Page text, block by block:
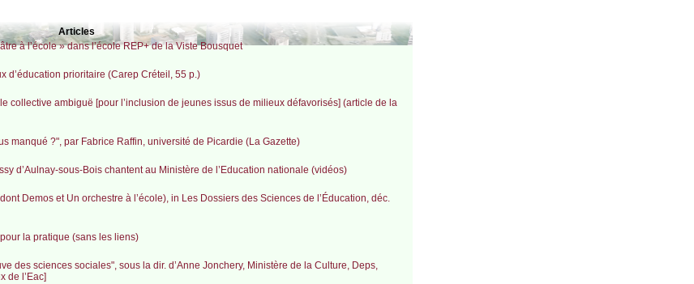
Articles
à l’école » dans l’école REP+ de la Viste Bousquet
d’éducation prioritaire (Carep Créteil, 55 p.)
collective ambiguë [pour l’inclusion de jeunes issus de milieux défavorisés] (article de la
manqué ?", par Fabrice Raffin, université de Picardie (La Gazette)
d’Aulnay-sous-Bois chantent au Ministère de l’Education nationale (vidéos)
Demos et Un orchestre à l’école), in Les Dossiers des Sciences de l’Éducation, déc.
la pratique (sans les liens)
des sciences sociales", sous la dir. d’Anne Jonchery, Ministère de la Culture, Deps,
de l’Eac]